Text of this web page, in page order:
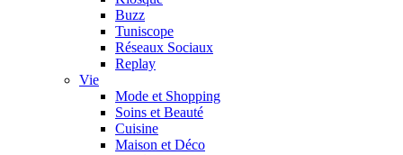
Buzz
Tuniscope
Réseaux Sociaux
Replay
Vie
Mode et Shopping
Soins et Beauté
Cuisine
Maison et Déco